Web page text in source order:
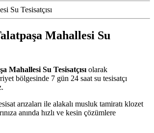
Mahallesi Su
Mahallesi Su Tesisatçısı olarak
bölgesinde 7 gün 24 saat su tesisatçı
arızaları ile alakalı musluk tamiratı klozet
anında hızlı ve kesin çözümlere